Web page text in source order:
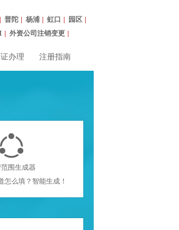
| 普陀 | 杨浦 | 虹口 | 园区 |
| 外资公司注销变更 |
办理 注册指南

围生成器
怎么填？智能生成！